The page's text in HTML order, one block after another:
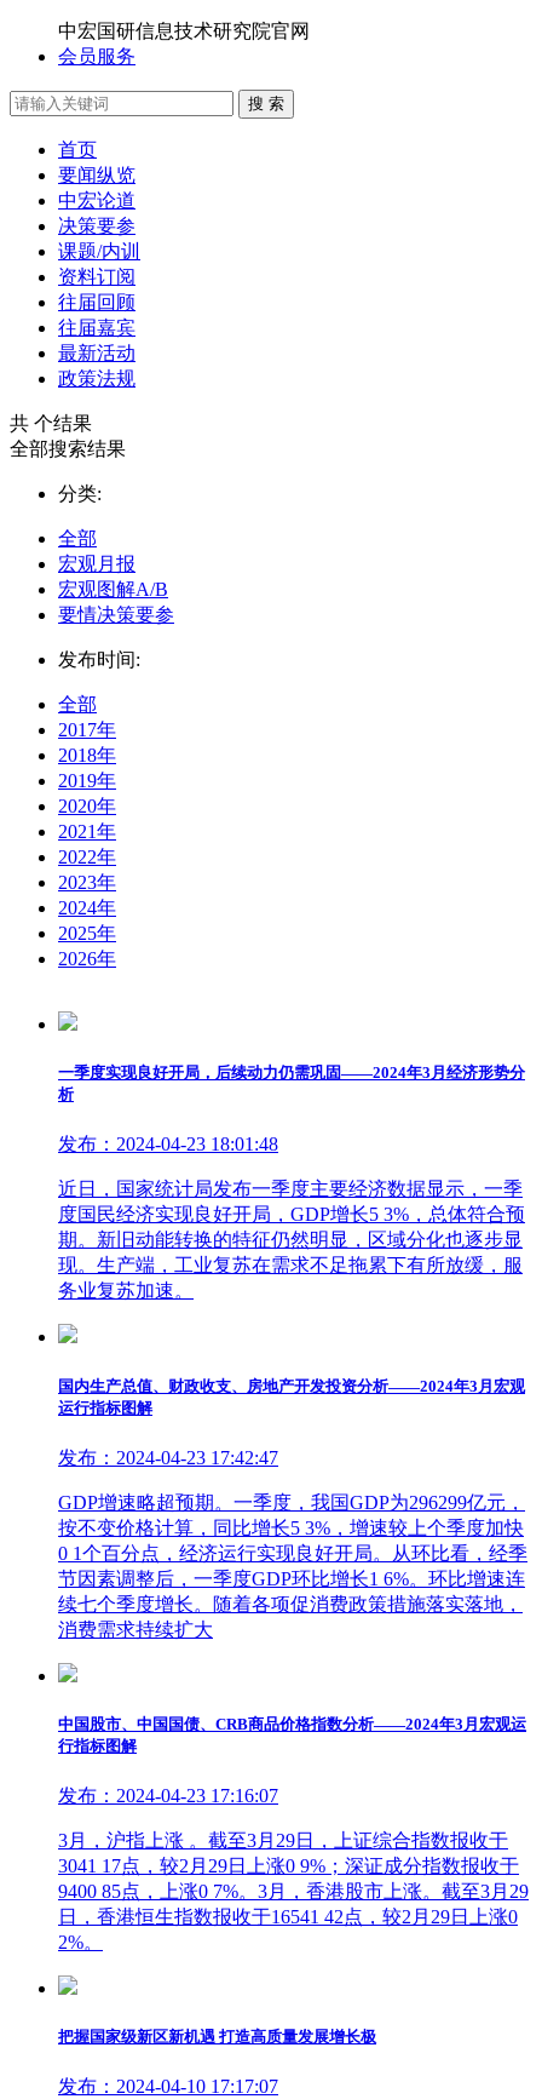
中宏国研信息技术研究院官网
会员服务
搜 索
首页
要闻纵览
中宏论道
决策要参
课题/内训
资料订阅
往届回顾
往届嘉宾
最新活动
政策法规
共 个结果
全部搜索结果
分类:
全部
宏观月报
宏观图解A/B
要情决策要参
发布时间:
全部
2017年
2018年
2019年
2020年
2021年
2022年
2023年
2024年
2025年
2026年
一季度实现良好开局，后续动力仍需巩固——2024年3月经济形势分
析
发布：2024-04-23 18:01:48
近日，国家统计局发布一季度主要经济数据显示，一季
度国民经济实现良好开局，GDP增长5 3%，总体符合预
期。新旧动能转换的特征仍然明显，区域分化也逐步显
现。生产端，工业复苏在需求不足拖累下有所放缓，服
务业复苏加速。
国内生产总值、财政收支、房地产开发投资分析——2024年3月宏观
运行指标图解
发布：2024-04-23 17:42:47
GDP增速略超预期。一季度，我国GDP为296299亿元，
按不变价格计算，同比增长5 3%，增速较上个季度加快
0 1个百分点，经济运行实现良好开局。从环比看，经季
节因素调整后，一季度GDP环比增长1 6%。环比增速连
续七个季度增长。随着各项促消费政策措施落实落地，
消费需求持续扩大
中国股市、中国国债、CRB商品价格指数分析——2024年3月宏观运
行指标图解
发布：2024-04-23 17:16:07
3月，沪指上涨 。截至3月29日，上证综合指数报收于
3041 17点，较2月29日上涨0 9%；深证成分指数报收于
9400 85点，上涨0 7%。3月，香港股市上涨。截至3月29
日，香港恒生指数报收于16541 42点，较2月29日上涨0
2%。
把握国家级新区新机遇 打造高质量发展增长极
发布：2024-04-10 17:17:07